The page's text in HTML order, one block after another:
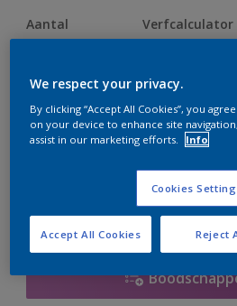
Aantal Verfcalculator
Op dit moment is het niet
te bestellen. Houd de website in
We respect your privacy.
By clicking “Accept All Cookies”, you
on your device to enhance site
assist in our marketing efforts.
Info
Cookies
Reject
Accept All Cookies